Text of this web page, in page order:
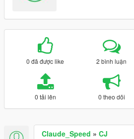
0 đã được like 2 bình luận
0 tải lên 0 theo dõi
Claude_Speed » CJ